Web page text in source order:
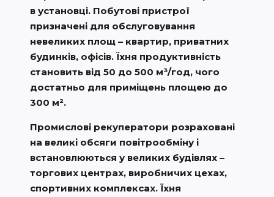
в установці. Побутові пристрої
призначені для обслуговування
невеликих площ – квартир, приватних
будинків, офісів. Їхня продуктивність
становить від 50 до 500 м³/год, чого
достатньо для приміщень площею до
300 м².
Промислові рекуператори розраховані
на великі обсяги повітрообміну і
встановлюються у великих будівлях –
торгових центрах, виробничих цехах,
спортивних комплексах. Їхня